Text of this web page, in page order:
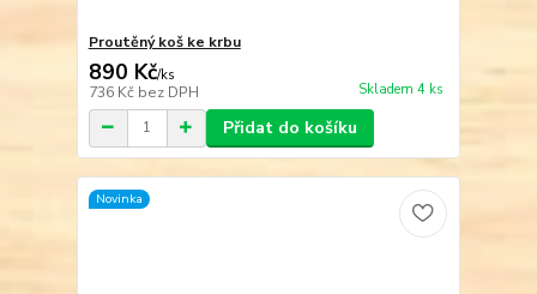
Proutěný koš ke krbu
890 Kč/ks
736 Kč bez DPH Skladem 4 ks
Přidat do košíku
Novinka